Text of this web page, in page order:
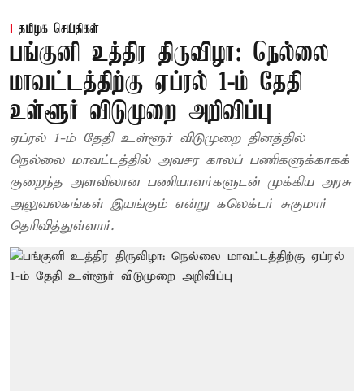
தமிழக செய்திகள்
பங்குனி உத்திர திருவிழா: நெல்லை
மாவட்டத்திற்கு ஏப்ரல் 1-ம் தேதி
உள்ளூர் விடுமுறை அறிவிப்பு
ஏப்ரல் 1-ம் தேதி உள்ளூர் விடுமுறை தினத்தில்
நெல்லை மாவட்டத்தில் அவசர காலப் பணிகளுக்காகக்
குறைந்த அளவிலான பணியாளர்களுடன் முக்கிய அரசு
அலுவலகங்கள் இயங்கும் என்று கலெக்டர் சுகுமார்
தெரிவித்துள்ளார்.